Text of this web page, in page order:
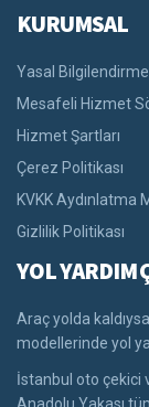
KURUMSAL
Yasal Bilgilendirme
Mesafeli Hizmet
Hizmet Şartları
Çerez Politikası
KVKK Aydınlatma
Gizlilik Politikası
YOL YARDIM
Araç yolda
modellerinde yol
İstanbul oto çekici